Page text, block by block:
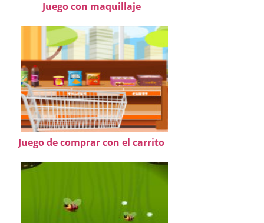
Juego con maquillaje
Juego de comprar con el carrito